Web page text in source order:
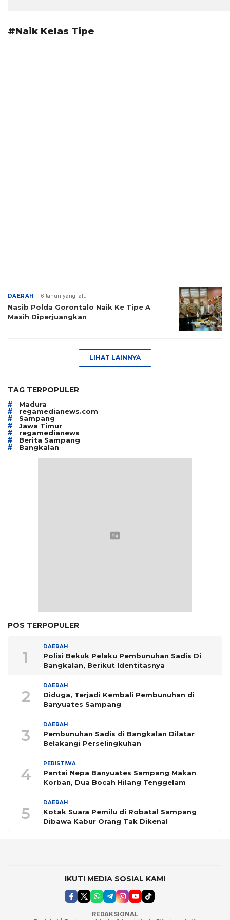
#Naik Kelas Tipe
DAERAH 6 tahun yang lalu
Nasib Polda Gorontalo Naik Ke Tipe A
Masih Diperjuangkan
LIHAT LAINNYA
TAG TERPOPULER
# Madura
# regamedianews.com
# Sampang
# Jawa Timur
# regamedianews
# Berita Sampang
# Bangkalan
POS TERPOPULER
1
DAERAH
Polisi Bekuk Pelaku Pembunuhan Sadis Di
Bangkalan, Berikut Identitasnya
2
DAERAH
Diduga, Terjadi Kembali Pembunuhan di
Banyuates Sampang
3
DAERAH
Pembunuhan Sadis di Bangkalan Dilatar
Belakangi Perselingkuhan
4
PERISTIWA
Pantai Nepa Banyuates Sampang Makan
Korban, Dua Bocah Hilang Tenggelam
5
DAERAH
Kotak Suara Pemilu di Robatal Sampang
Dibawa Kabur Orang Tak Dikenal
IKUTI MEDIA SOSIAL KAMI
REDAKSIONAL